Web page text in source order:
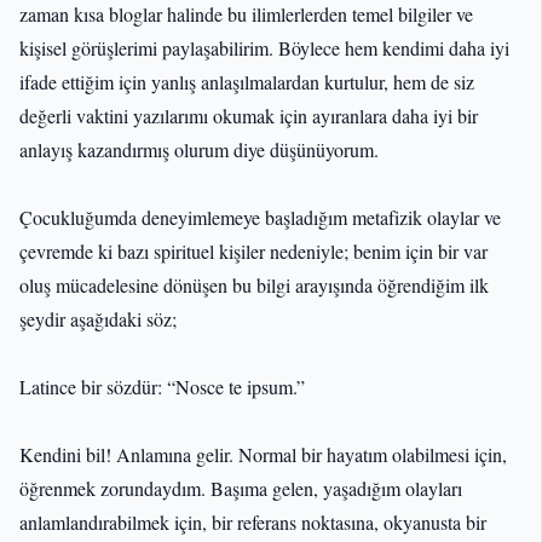
zaman kısa bloglar halinde bu ilimlerlerden temel bilgiler ve
kişisel görüşlerimi paylaşabilirim. Böylece hem kendimi daha iyi
ifade ettiğim için yanlış anlaşılmalardan kurtulur, hem de siz
değerli vaktini yazılarımı okumak için ayıranlara daha iyi bir
anlayış kazandırmış olurum diye düşünüyorum.
Çocukluğumda deneyimlemeye başladığım metafizik olaylar ve
çevremde ki bazı spirituel kişiler nedeniyle; benim için bir var
oluş mücadelesine dönüşen bu bilgi arayışında öğrendiğim ilk
şeydir aşağıdaki söz;
Latince bir sözdür: “Nosce te ipsum.”
Kendini bil! Anlamına gelir. Normal bir hayatım olabilmesi için,
öğrenmek zorundaydım. Başıma gelen, yaşadığım olayları
anlamlandırabilmek için, bir referans noktasına, okyanusta bir